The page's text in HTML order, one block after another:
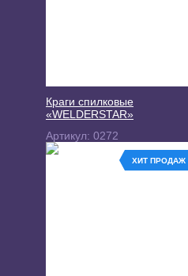
Краги спилковые
«WELDERSTAR»
Артикул: 0272
ХИТ ПРОДАЖ